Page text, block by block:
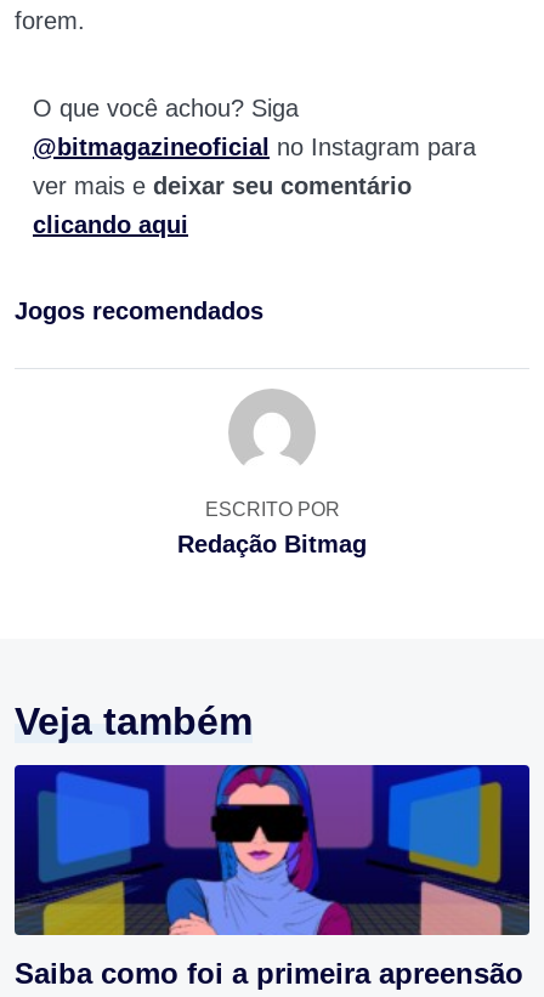
forem.
O que você achou? Siga
@bitmagazineoficial no Instagram para
ver mais e deixar seu comentário
clicando aqui
Jogos recomendados
ESCRITO POR
Redação Bitmag
Veja também
Saiba como foi a primeira apreensão